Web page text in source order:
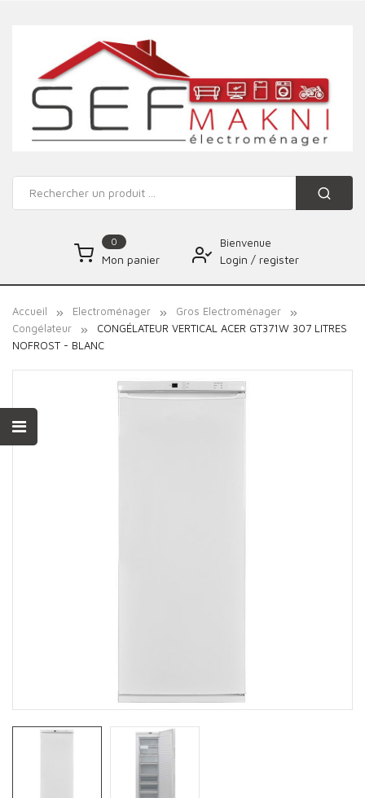
0
Mon panier
Bienvenue
Login / register
Accueil Electroménager
Gros Electroménager
Congélateur
CONGÉLATEUR VERTICAL ACER GT371W 307 LITRES
NOFROST - BLANC